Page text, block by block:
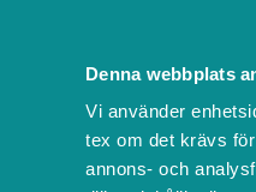
Denna webbplats
Vi använder
tex om det krävs
annons- och